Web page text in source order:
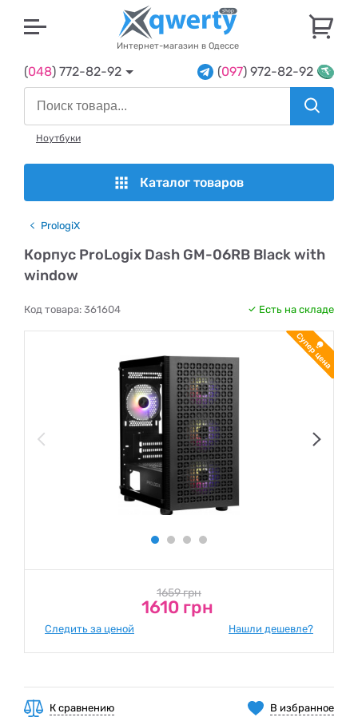
Интернет-магазин в Одессе
(048) 772-82-92 (097) 972-82-92
Ноутбуки
Каталог товаров
PrologiX
Корпус ProLogix Dash GM-06RB Black with
window
Код товара: 361604 Есть на складе
1659 грн
1610 грн
Следить за ценой Нашли дешевле?
В избранное
К сравнению